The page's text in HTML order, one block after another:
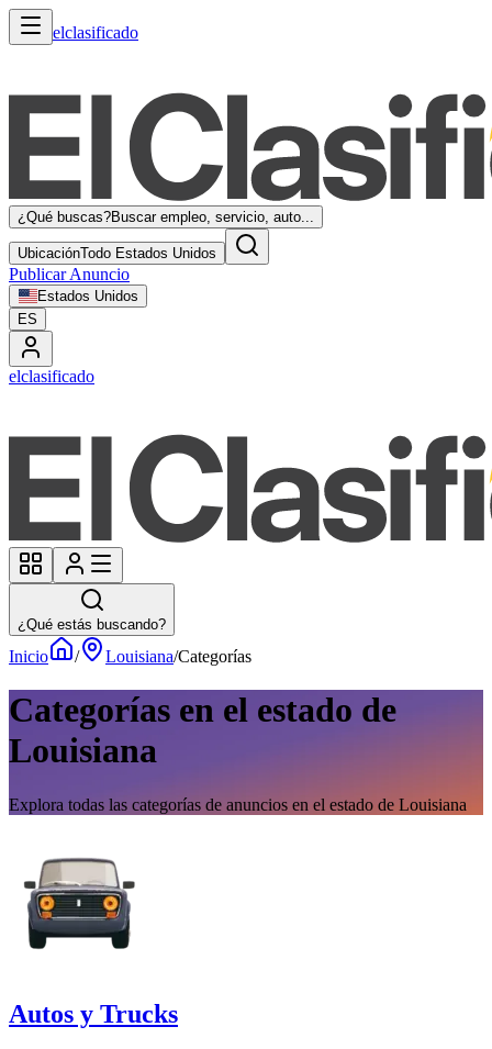
elclasificado
¿Qué buscas?Buscar empleo, servicio, auto...
UbicaciónTodo Estados Unidos
Publicar Anuncio
Estados Unidos
ES
elclasificado
¿Qué estás buscando?
Inicio / Louisiana/Categorías
Categorías en el estado de
Louisiana
Explora todas las categorías de anuncios en el estado de Louisiana
Autos y Trucks